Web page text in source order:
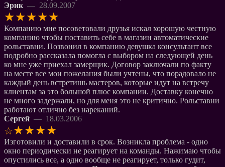
Эрик — 28.09.2007
★★★★★
Компанию мне посоветовали друзья искал хорошую честную
компанию чтобы поставить себе в магазин автоматические
рольставни. Позвонил в компанию девушка консультант все
подробно рассказала помогла с выбором на следующей день
ко мне уже приехал замерщик. Договор заключали по факту
на месте все мои пожелания были учтены, что порадовало не
каждый день встретишь мастеров, которые идут на встречу
клиентам за это большой плюс компании. Доставку конечно
не много задержали, но для меня это не критично. Рольставни
работают отлично без нареканий.
Сергей — 18.03.2006
☆★★★★
Изготовили и доставили в срок. Возникла проблема - одно
окно периодически не реагирует на команды. Нажимаю чтобы
опустились все, а одно вообще не реагирует, только гудит,